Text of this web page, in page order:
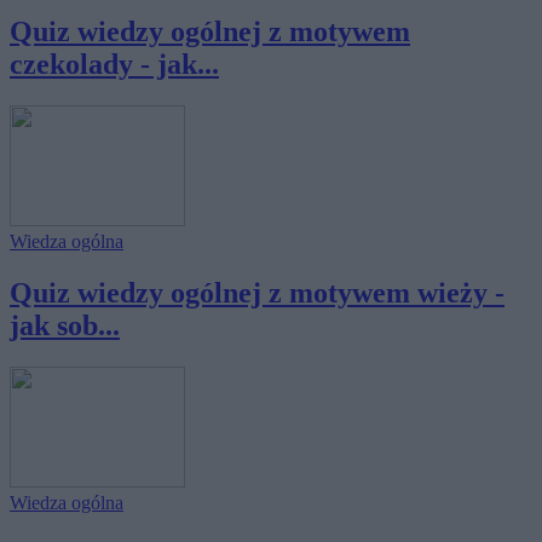
Quiz wiedzy ogólnej z motywem
czekolady - jak...
Wiedza ogólna
Quiz wiedzy ogólnej z motywem wieży -
jak sob...
Wiedza ogólna